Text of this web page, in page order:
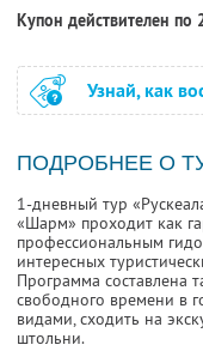
Купон действителен по
Узнай, как
ПОДРОБНЕЕ О
1-дневный тур
«Шарм» проходит как
профессиональным
интересных
Программа составлена
свободного времени в
видами, сходить на
штольни.